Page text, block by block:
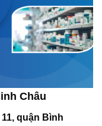
Châu
quận Bình